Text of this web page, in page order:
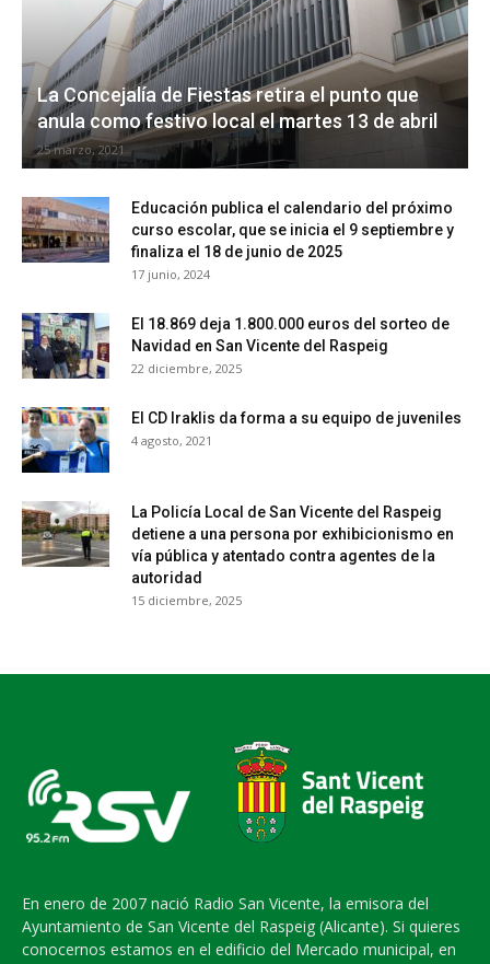
La Concejalía de Fiestas retira el punto que
anula como festivo local el martes 13 de abril
25 marzo, 2021
Educación publica el calendario del próximo
curso escolar, que se inicia el 9 septiembre y
finaliza el 18 de junio de 2025
17 junio, 2024
El 18.869 deja 1.800.000 euros del sorteo de
Navidad en San Vicente del Raspeig
22 diciembre, 2025
El CD Iraklis da forma a su equipo de juveniles
4 agosto, 2021
La Policía Local de San Vicente del Raspeig
detiene a una persona por exhibicionismo en
vía pública y atentado contra agentes de la
autoridad
15 diciembre, 2025
En enero de 2007 nació Radio San Vicente, la emisora del
Ayuntamiento de San Vicente del Raspeig (Alicante). Si quieres
conocernos estamos en el edificio del Mercado municipal, en